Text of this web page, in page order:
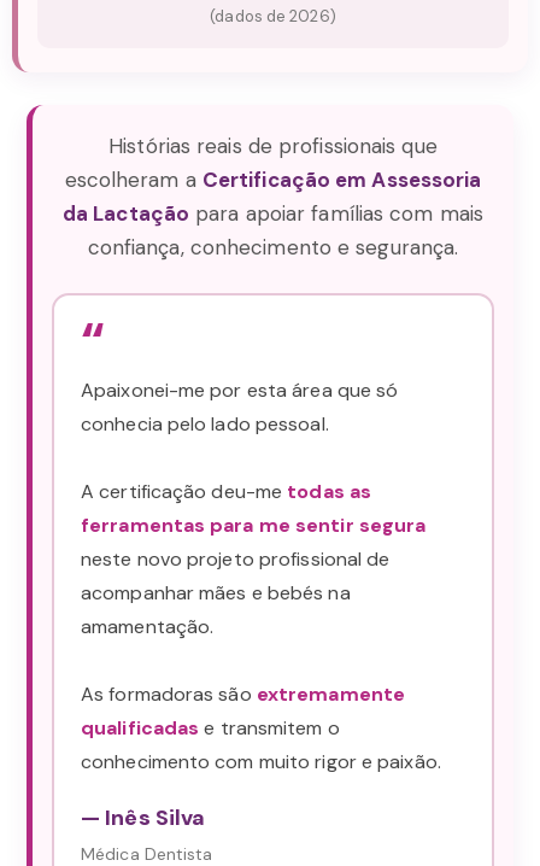
(dados de 2026)
Histórias reais de profissionais que
escolheram a Certificação em Assessoria
da Lactação para apoiar famílias com mais
confiança, conhecimento e segurança.
“
Apaixonei-me por esta área que só
conhecia pelo lado pessoal.
A certificação deu-me todas as
ferramentas para me sentir segura
neste novo projeto profissional de
acompanhar mães e bebés na
amamentação.
As formadoras são extremamente
qualificadas e transmitem o
conhecimento com muito rigor e paixão.
— Inês Silva
Médica Dentista